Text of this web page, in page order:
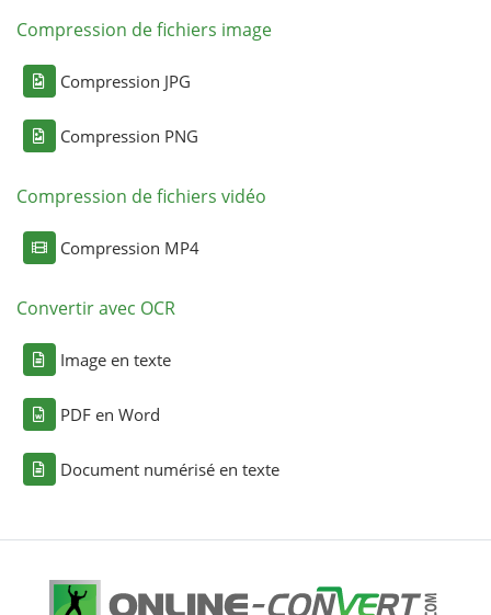
Compression de fichiers image
Compression JPG
Compression PNG
Compression de fichiers vidéo
Compression MP4
Convertir avec OCR
Image en texte
PDF en Word
Document numérisé en texte